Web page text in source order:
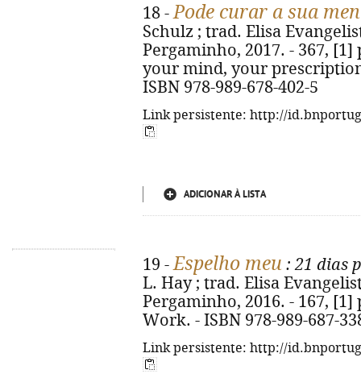
18 -Pode curar a sua
Schulz ; trad. Elisa
Pergaminho, 2017. - 367,
your mind, your
ISBN 978-989-678-402-5
Link persistente: http://
ADICIONAR À LISTA
19 -Espelho meu : 21 dias
L. Hay ; trad. Elisa
Pergaminho, 2016. - 167,
Work. - ISBN 978-989-687-
Link persistente: http://